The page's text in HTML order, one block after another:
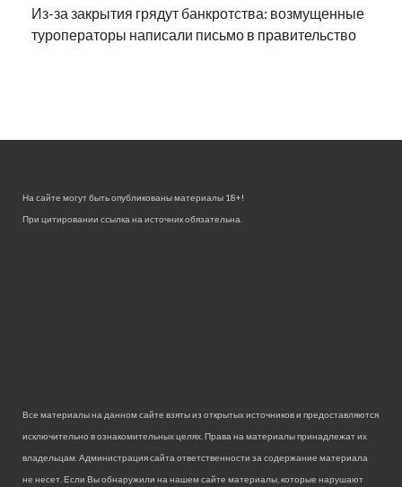
Из-за закрытия грядут банкротства: возмущенные
туроператоры написали письмо в правительство
На сайте могут быть опубликованы материалы 18+!
При цитировании ссылка на источник обязательна.
Все материалы на данном сайте взяты из открытых источников и предоставляются
исключительно в ознакомительных целях. Права на материалы принадлежат их
владельцам. Администрация сайта ответственности за содержание материала
не несет. Если Вы обнаружили на нашем сайте материалы, которые нарушают